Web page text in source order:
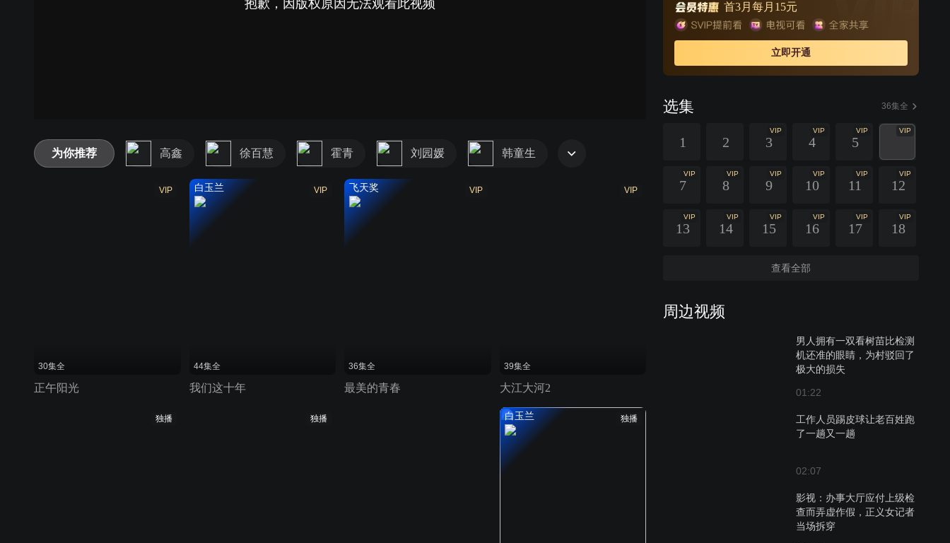
抱歉，因版权原因无法观看此视频 首3月每月15元
立即开通
选集 36集全
1 2
VIP
3
VIP
4
VIP
5
VIP
VIP
7
VIP
8
VIP
9
VIP
10
VIP
11
VIP
12
VIP
13
VIP
14
VIP
15
VIP
16
VIP
17
VIP
18
查看全部
周边视频
男人拥有一双看树苗比检测
机还准的眼睛，为村驳回了
极大的损失
01:22
工作人员踢皮球让老百姓跑
了一趟又一趟
02:07
影视：办事大厅应付上级检
查而弄虚作假，正义女记者
当场拆穿
为你推荐 高鑫 徐百慧 霍青 刘园媛 韩童生
VIP
30集全
正午阳光
VIP
白玉兰
44集全
我们这十年
VIP
飞天奖
36集全
最美的青春
VIP
39集全
大江大河2
独播 独播 独播
白玉兰